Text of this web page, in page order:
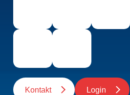
Kontakt Login